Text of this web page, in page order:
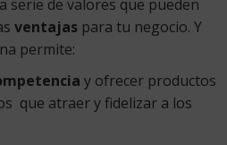
serie de valores que pueden
ventajas para tu negocio. Y
permite:
y ofrecer productos
que atraer y fidelizar a los